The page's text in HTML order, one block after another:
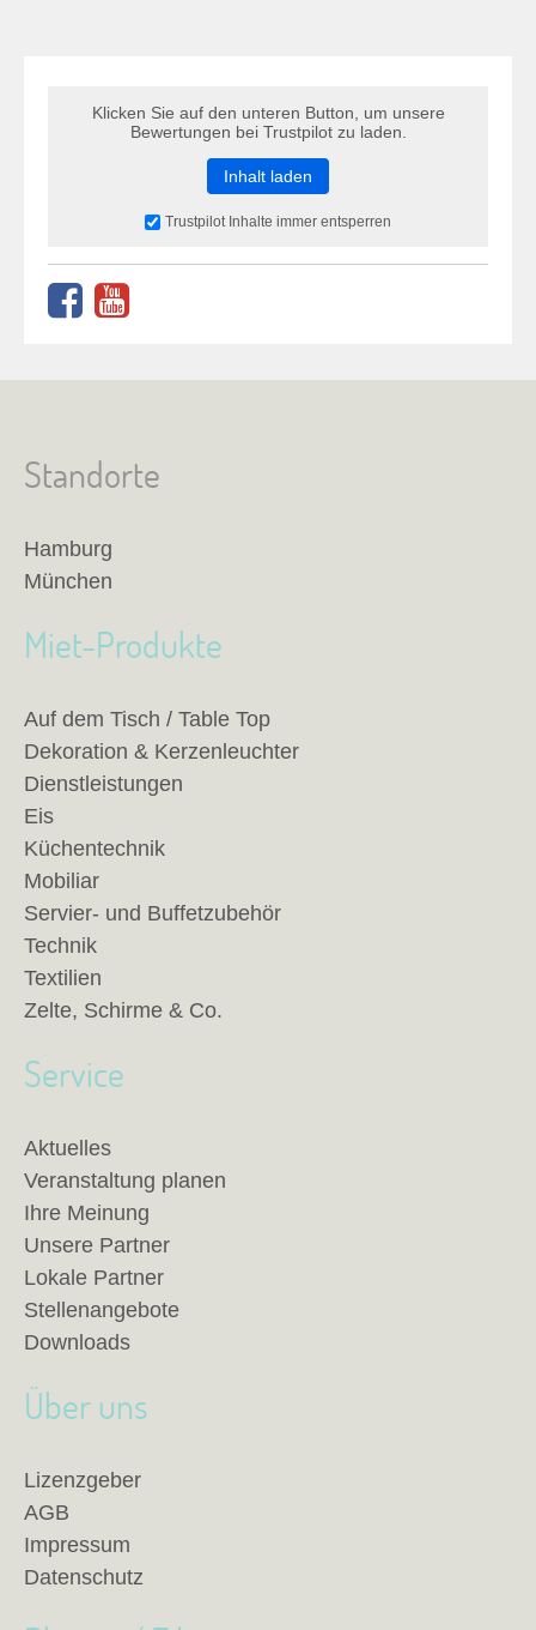
Klicken Sie auf den unteren Button, um unsere
Bewertungen bei Trustpilot zu laden.
Inhalt laden
Trustpilot Inhalte immer entsperren
Standorte
Hamburg
München
Miet-Produkte
Auf dem Tisch / Table Top
Dekoration & Kerzenleuchter
Dienstleistungen
Eis
Küchentechnik
Mobiliar
Servier- und Buffetzubehör
Technik
Textilien
Zelte, Schirme & Co.
Service
Aktuelles
Veranstaltung planen
Ihre Meinung
Unsere Partner
Lokale Partner
Stellenangebote
Downloads
Über uns
Lizenzgeber
AGB
Impressum
Datenschutz